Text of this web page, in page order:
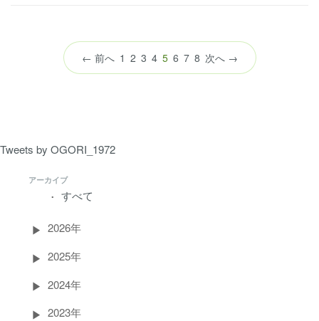
Tweets by OGORI_1972
アーカイブ
すべて
2026年
2025年
2024年
2023年
← 前へ 1 2 3 4 5（こ
の
6 7 8 次へ →